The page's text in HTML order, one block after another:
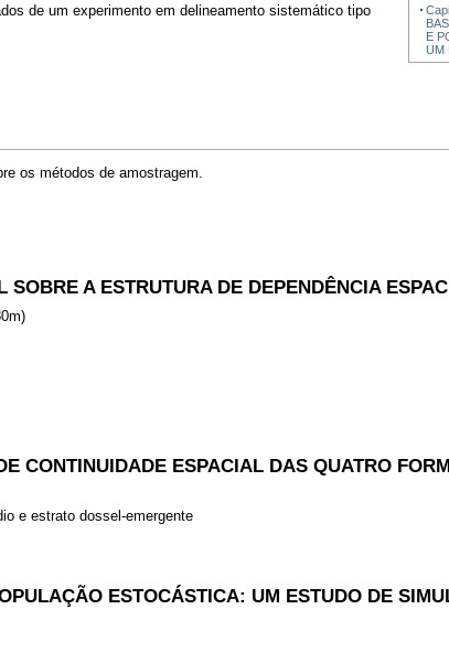
E
UM
de um experimento em delineamento sistemático tipo
os métodos de amostragem.
A ESTRUTURA DE DEPENDÊNCIA
CONTINUIDADE ESPACIAL DAS QUATRO
e estrato dossel-emergente
ESTOCÁSTICA: UM ESTUDO DE